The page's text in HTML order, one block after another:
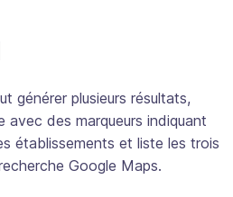
générer plusieurs résultats,
des marqueurs indiquant
établissements et liste les trois
Google Maps.